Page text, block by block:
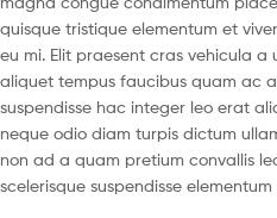
quisque tristique elementum et
eu mi. Elit praesent cras vehicula a
aliquet tempus faucibus quam ac
suspendisse hac integer leo erat
neque odio diam turpis dictum
non ad a quam pretium convallis
scelerisque suspendisse elementum